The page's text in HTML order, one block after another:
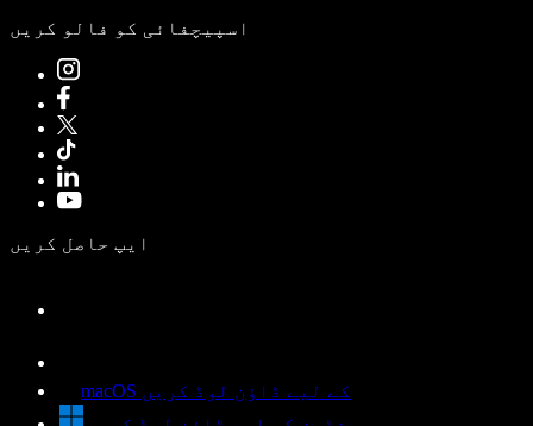
اسپیچفائی کو فالو کریں
ایپ حاصل کریں
macOS کے لیے ڈاؤن لوڈ کریں